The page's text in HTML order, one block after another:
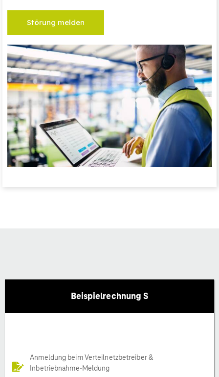
Störung melden
Beispielrechnung S
Anmeldung beim Verteilnetzbetreiber &
Inbetriebnahme-Meldung